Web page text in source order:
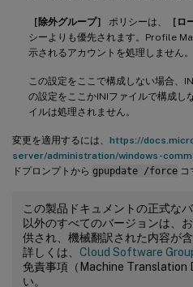
［除外グループ］ ポリシーは、 ［ロ
シーよりも優先されます。Profile
示されるアカウントを処理しません。
この設定をここで構成しない場合、
の設定をここかINIファイルで構成し
イルは処理されません。
変更を適用するには、 https://
server/administration/windows-
ドプロンプトから gpupdate /force コ
この製品ドキュメントの正式な
以外のすべてのバージョンは、
供され、機械翻訳された内容が
詳しくは、 Cloud Software
免責事項（Machine Translation
い。